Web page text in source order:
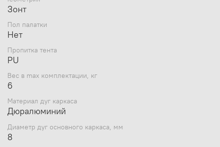
Зонт
Пол палатки
Нет
Пропитка тента
PU
Вес в max комплектации, кг
6
Материал дуг каркаса
Дюралюминий
Диаметр дуг основного каркаса, мм
8